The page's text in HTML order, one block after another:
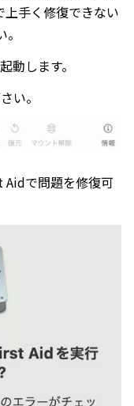
手く修復できない
動します。
い。
Aidで問題を修復可